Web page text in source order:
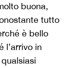
buona,
tutto
è bello
l’arrivo in